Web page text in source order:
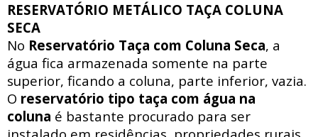
RESERVATÓRIO METÁLICO TAÇA COLUNA
SECA
No Reservatório Taça com Coluna Seca, a
água fica armazenada somente na parte
superior, ficando a coluna, parte inferior, vazia.
O reservatório tipo taça com água na
coluna é bastante procurado para ser